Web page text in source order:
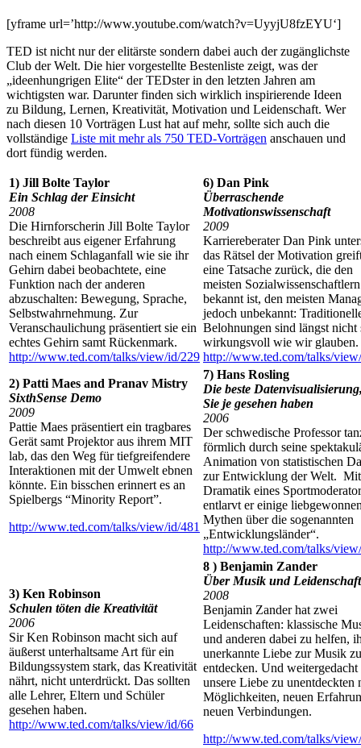
[yframe url=’http://www.youtube.com/watch?v=UyyjU8fzEYU‘]
TED ist nicht nur der elitärste sondern dabei auch der zugänglichste
Club der Welt. Die hier vorgestellte Bestenliste zeigt, was der
„ideenhungrigen Elite“ der TEDster in den letzten Jahren am
wichtigsten war. Darunter finden sich wirklich inspirierende Ideen
zu Bildung, Lernen, Kreativität, Motivation und Leidenschaft. Wer
nach diesen 10 Vorträgen Lust hat auf mehr, sollte sich auch die
vollständige Liste mit mehr als 750 TED-Vorträgen anschauen und
dort fündig werden.
1) Jill Bolte Taylor
Ein Schlag der Einsicht
2008
Die Hirnforscherin Jill Bolte Taylor
beschreibt aus eigener Erfahrung
nach einem Schlaganfall wie sie ihr
Gehirn dabei beobachtete, eine
Funktion nach der anderen
abzuschalten: Bewegung, Sprache,
Selbstwahrnehmung. Zur
Veranschaulichung präsentiert sie ein
echtes Gehirn samt Rückenmark.
http://www.ted.com/talks/view/id/229
6) Dan Pink
Überraschende
Motivationswissenschaft
2009
Karriereberater Dan Pink
das Rätsel der Motivation
eine Tatsache zurück, die den
meisten Sozialwissenschaftlern
bekannt ist, den meisten
jedoch unbekannt:
Belohnungen sind längst nicht
wirkungsvoll wie wir glauben.
http://www.ted.com/talks/
2) Patti Maes and Pranav Mistry
SixthSense Demo
2009
Pattie Maes präsentiert ein tragbares
Gerät samt Projektor aus ihrem MIT
lab, das den Weg für tiefgreifendere
Interaktionen mit der Umwelt ebnen
könnte. Ein bisschen erinnert es an
Spielbergs “Minority Report”.
http://www.ted.com/talks/view/id/481
7) Hans Rosling
Die beste
Sie je gesehen haben
2006
Der schwedische Professor
förmlich durch seine
Animation von statistischen
zur Entwicklung der Welt.
Dramatik eines
entlarvt er einige
Mythen über die sogenannten
„Entwicklungsländer“.
http://www.ted.com/talks/
3) Ken Robinson
Schulen töten die Kreativität
2006
Sir Ken Robinson macht sich auf
äußerst unterhaltsame Art für ein
Bildungssystem stark, das Kreativität
nährt, nicht unterdrückt. Das sollten
alle Lehrer, Eltern und Schüler
gesehen haben.
http://www.ted.com/talks/view/id/66
8 ) Benjamin Zander
Über Musik und Leidenschaft
2008
Benjamin Zander hat zwei
Leidenschaften: klassische
und anderen dabei zu helfen,
unerkannte Liebe zur Musik zu
entdecken. Und weitergedacht
unsere Liebe zu unentdeckten
Möglichkeiten, neuen
neuen Verbindungen.
http://www.ted.com/talks/